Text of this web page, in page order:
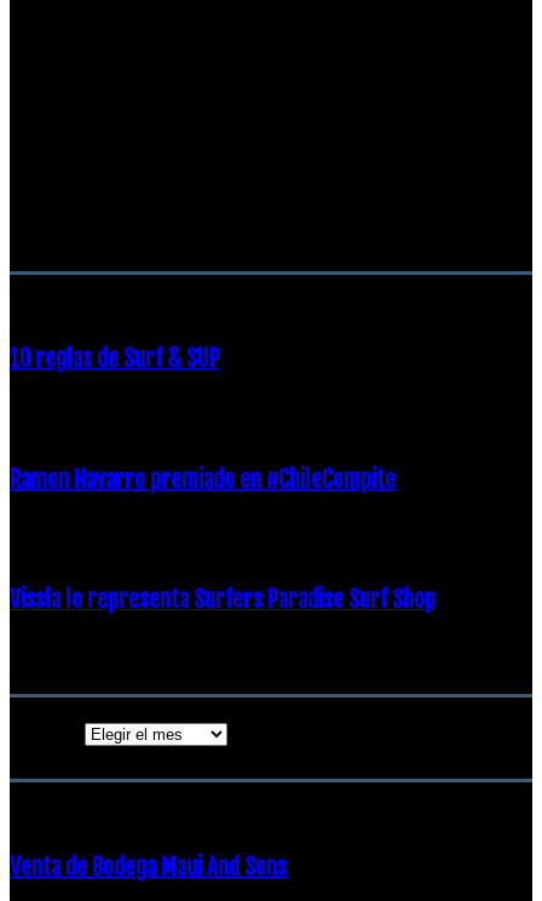
10 reglas de Surf & SUP
Ramon Navarro premiado en #ChileCompite
Vissla lo representa Surfers Paradise Surf Shop
Venta de Bodega Maui And Sons